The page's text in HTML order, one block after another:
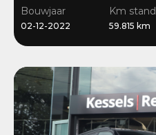
| Blis | CarPlay
Bouwjaar
02-12-2022
Km stand
59.815 km